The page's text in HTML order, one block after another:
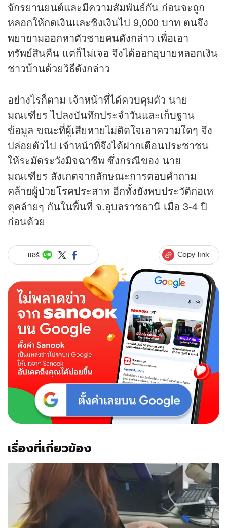
จักรยานยนต์และมีความสัมพันธ์กัน ก่อนจะถูก
หลอกให้กดเงินและชิงเงินไป 9,000 บาท ตนจึง
พยายามออกหาตัวชายคนดังกล่าว เพื่อเอา
ทรัพย์สินคืน แต่ก็ไม่เจอ จึงได้ออกอุบายหลอกเงิน
ชาวบ้านด้วยวิธีดังกล่าว
อย่างไรก็ตาม เจ้าหน้าที่ได้ควบคุมตัว นาย
มณเฑียร ไปลงบันทึกประจำวันและเก็บฐาน
ข้อมูล ขณะที่ผู้เสียหายไม่ติดใจเอาความใดๆ จึง
ปล่อยตัวไป เจ้าหน้าที่จึงได้ฝากเตือนประชาชน
ให้ระมัดระวังมิจฉาชีพ ซึ่งกรณีของ นาย
มณเฑียร สังเกตจากลักษณะการตอบคำถาม
คล้ายผู้ป่วยโรคประสาท อีกทั้งยังพบประวัติก่อเห
ตุคล้ายๆ กันในพื้นที่ จ.อุบลราชธานี เมื่อ 3-4 ปี
ก่อนด้วย
แชร์ Copy link
เรื่องที่เกี่ยวข้อง